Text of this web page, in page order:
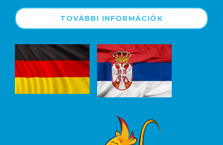
TOVÁBBI INFORMÁCIÓK